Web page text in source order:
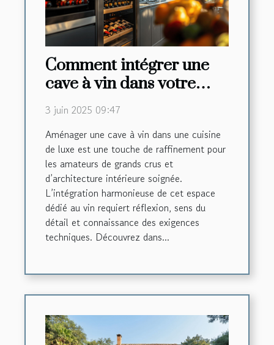
Comment intégrer une
cave à vin dans votre
cuisine de luxe
3 juin 2025 09:47
Aménager une cave à vin dans une cuisine
de luxe est une touche de raffinement pour
les amateurs de grands crus et
d’architecture intérieure soignée.
L’intégration harmonieuse de cet espace
dédié au vin requiert réflexion, sens du
détail et connaissance des exigences
techniques. Découvrez dans...